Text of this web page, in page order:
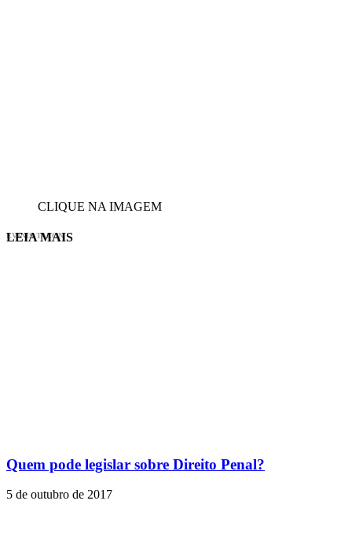
CLIQUE NA IMAGEM
EVINIS TALON
LEIA MAIS
Quem pode legislar sobre Direito Penal?
5 de outubro de 2017